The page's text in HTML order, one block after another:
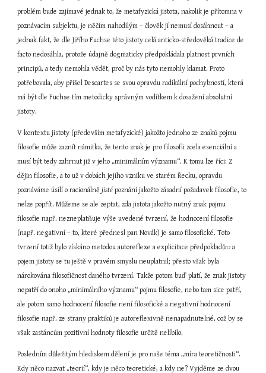
problém bude zajímavé jednak to, že metafyzická jistota, nakolik je přítomna v
poznávacím subjektu, je něčím nahodilým – člověk jí nemusí dosáhnout – a
jednak fakt, že dle Jiřího Fuchse této jistoty celá anticko-středověká tradice de
facto nedosáhla, protože údajně dogmaticky předpokládala platnost prvních
principů, a tedy nemohla vědět, proč by nás tyto nemohly klamat. Proto
potřebovala, aby přišel Descartes se svou opravdu radikální pochybností, která
má být dle Fuchse tím metodicky správným vodítkem k dosažení absolutní
jistoty.
V kontextu jistoty (především metafyzické) jakožto jednoho ze znaků pojmu
filosofie může zaznít námitka, že tento znak je pro filosofii zcela esenciální a
musí být tedy zahrnut již v jeho „minimálním významu“. K tomu lze říci: Z
dějin filosofie, a to už v dobách jejího vzniku ve starém Řecku, opravdu
poznáváme úsilí o racionálně jisté poznání jakožto zásadní požadavek filosofie, to
nelze popřít. Můžeme se ale zeptat, zda jistota jakožto nutný znak pojmu
filosofie např. nezneplatňuje výše uvedené tvrzení, že hodnocení filosofie
(např. negativní – to, které přednesl pan Novák) je samo filosofické. Toto
tvrzení totiž bylo získáno metodou autoreflexe a explicitace předpokladů12 a
pojem jistoty se tu ještě v pravém smyslu neuplatnil; přesto však byla
nárokována filosofičnost daného tvrzení. Takže potom buď platí, že znak jistoty
nepatří do onoho „minimálního významu“ pojmu filosofie, nebo tam sice patří,
ale potom samo hodnocení filosofie není filosofické a negativní hodnocení
filosofie např. ze strany praktiků je autoreflexivně nenapadnutelné, což by se
však zastáncům pozitivní hodnoty filosofie určitě nelíbilo.
Posledním důležitým hlediskem dělení je pro naše téma „míra teoretičnosti“.
Kdy něco nazvat „teorií“, kdy je něco teoretické, a kdy ne? Vyjděme ze dvou